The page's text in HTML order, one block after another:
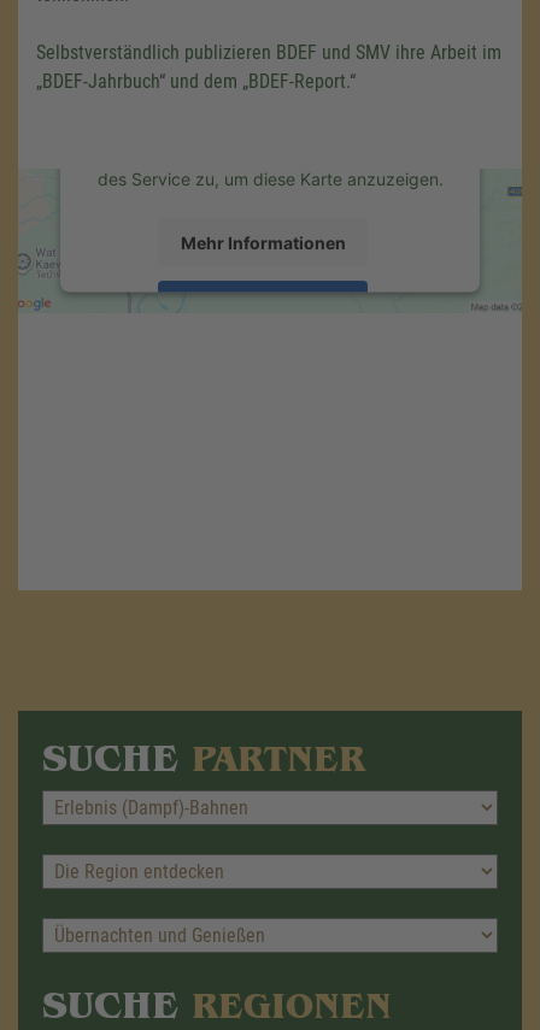
SUCHE PARTNER
SUCHE REGIONEN
Selbstverständlich publizieren BDEF und SMV ihre Arbeit im
„BDEF-Jahrbuch“ und dem „BDEF-Report.“
Wir verwenden einen Service eines
Drittanbieters, um Karteninhalte einzubetten.
des Service zu, um diese Karte anzuzeigen.
Mehr Informationen